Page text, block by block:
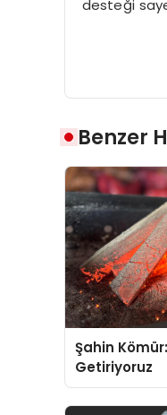
desteği
Benzer
Şahin
Getiriyoruz